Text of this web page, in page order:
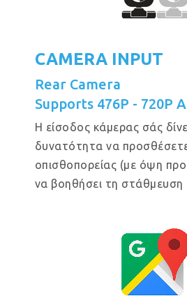
CAMERA INPUT
Rear Camera
Supports 476P - 720P
Η είσοδος κάμερας σάς
δυνατότητα να
οπισθοπορείας (με όψη
να βοηθήσει τη